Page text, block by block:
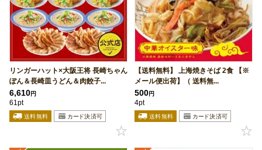
リンガーハット×大阪王将 長崎ちゃん
ぽん＆長崎皿うどん＆肉餃子...
6,610円
61pt
【送料無料】 上海焼きそば 2食 【※
メール便出荷】（ 送料無...
500円
4pt